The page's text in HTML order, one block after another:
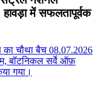
हावड़ा में सफलतापूर्वक